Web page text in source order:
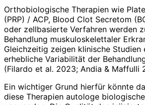
Orthobiologische Therapien wie
(PRP) / ACP, Blood Clot Secretom
oder zellbasierte Verfahren werden
Behandlung muskuloskelettaler
Gleichzeitig zeigen klinische Studien
erhebliche Variabilität der
(Filardo et al. 2023; Andia & Maffulli
Ein wichtiger Grund hierfür könnte
diese Therapien autologe